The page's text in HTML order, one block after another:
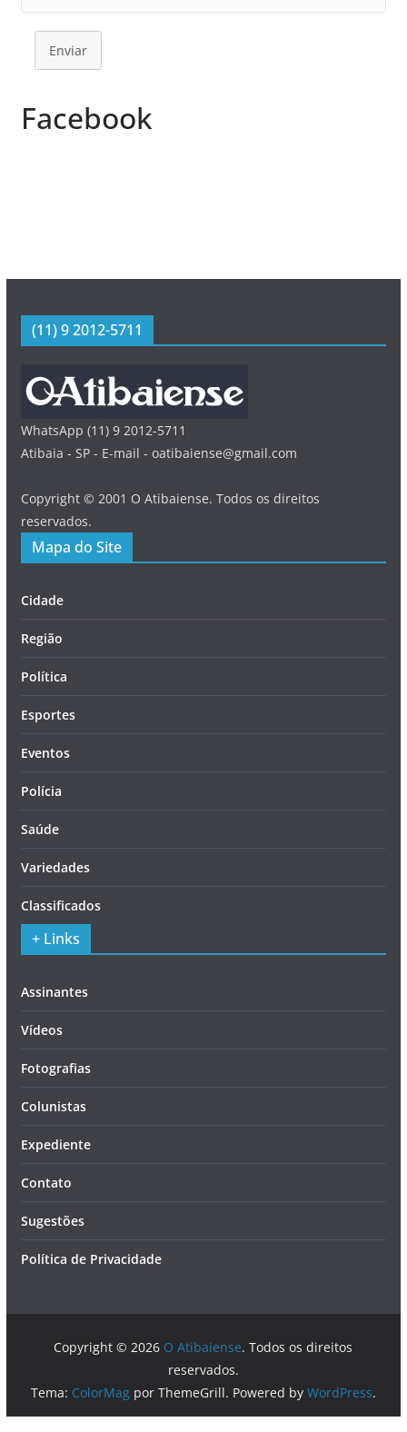
Enviar
Facebook
(11) 9 2012-5711
WhatsApp (11) 9 2012-5711
Atibaia - SP - E-mail - oatibaiense@gmail.com
Copyright © 2001 O Atibaiense. Todos os direitos
reservados.
Mapa do Site
Cidade
Região
Política
Esportes
Eventos
Polícia
Saúde
Variedades
Classificados
+ Links
Assinantes
Vídeos
Fotografias
Colunistas
Expediente
Contato
Sugestões
Política de Privacidade
Copyright © 2026 O Atibaiense. Todos os direitos
reservados.
Tema: ColorMagpor ThemeGrill. Powered by WordPress.